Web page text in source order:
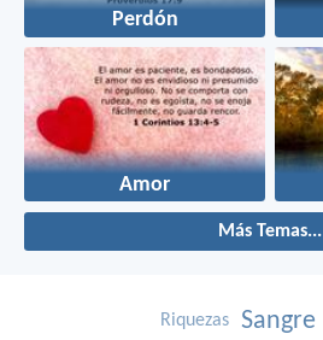
Perdón
Amor
Más Temas...
Riquezas Sangre